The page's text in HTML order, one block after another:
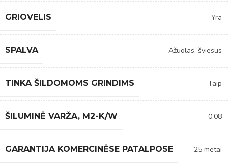
GRIOVELIS Yra
SPALVA Ąžuolas, šviesus
TINKA ŠILDOMOMS GRINDIMS Taip
ŠILUMINĖ VARŽA, M2-K/W 0,08
GARANTIJA KOMERCINĖSE PATALPOSE 25 metai